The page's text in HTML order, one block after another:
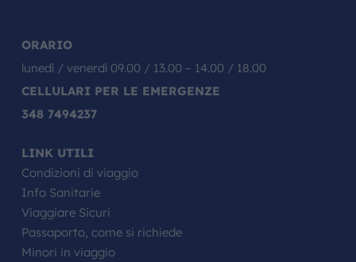
ORARIO
lunedì / venerdì 09.00 / 13.00 – 14.00 / 18.00
CELLULARI PER LE EMERGENZE
348 7494237
LINK UTILI
Condizioni di viaggio
Info Sanitarie
Viaggiare Sicuri
Passaporto, come si richiede
Minori in viaggio